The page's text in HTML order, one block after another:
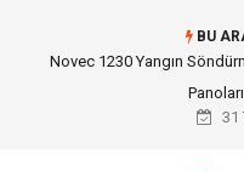
BU
Skoda Yedek Parça
31